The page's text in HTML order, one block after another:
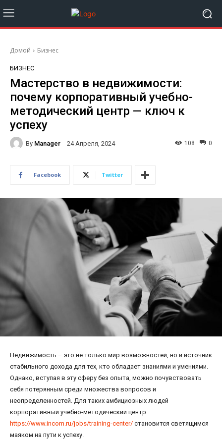
Домой Бизнес
БИЗНЕС
Мастерство в недвижимости:
почему корпоративный учебно-
методический центр — ключ к
успеху
By Manager 24 Апреля, 2024 0
108
Facebook Twitter
Недвижимость – это не только мир возможностей, но и источник
стабильного дохода для тех, кто обладает знаниями и умениями.
Однако, вступая в эту сферу без опыта, можно почувствовать
себя потерянным среди множества вопросов и
неопределенностей. Для таких амбициозных людей
корпоративный учебно-методический центр
https://www.incom.ru/jobs/training-center/ становится светящимся
маяком на пути к успеху.